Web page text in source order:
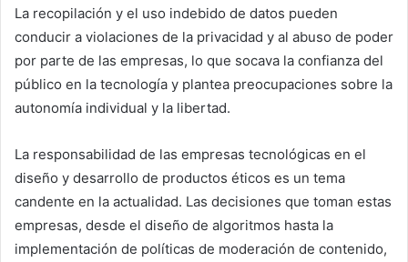
La recopilación y el uso indebido de datos pueden
conducir a violaciones de la privacidad y al abuso de poder
por parte de las empresas, lo que socava la confianza del
público en la tecnología y plantea preocupaciones sobre la
autonomía individual y la libertad.
La responsabilidad de las empresas tecnológicas en el
diseño y desarrollo de productos éticos es un tema
candente en la actualidad. Las decisiones que toman estas
empresas, desde el diseño de algoritmos hasta la
implementación de políticas de moderación de contenido,